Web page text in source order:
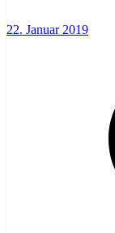
22. Januar 2019